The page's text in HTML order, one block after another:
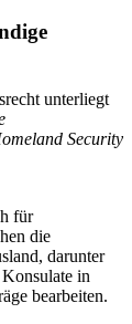
unterliegt
Security
für
die
darunter
in
bearbeiten.